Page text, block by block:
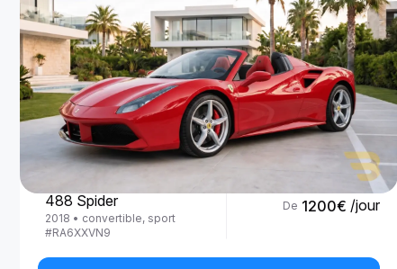
488 Spider
2018 • convertible, sport
#RA6XXVN9
De 1200€ /jour